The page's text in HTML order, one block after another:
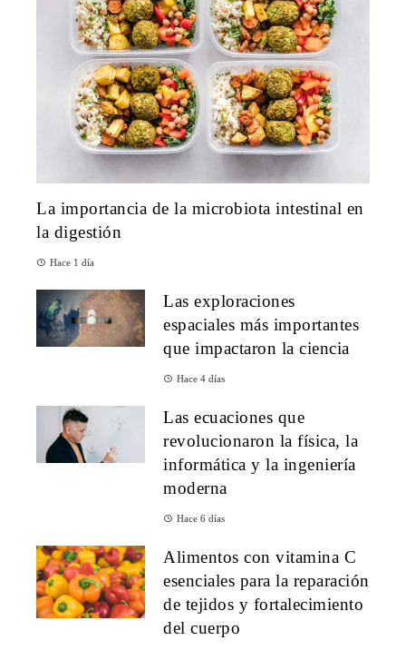
La importancia de la microbiota intestinal en
la digestión
Hace 1 día
Las exploraciones
espaciales más importantes
que impactaron la ciencia
Hace 4 días
Las ecuaciones que
revolucionaron la física, la
informática y la ingeniería
moderna
Hace 6 días
Alimentos con vitamina C
esenciales para la reparación
de tejidos y fortalecimiento
del cuerpo